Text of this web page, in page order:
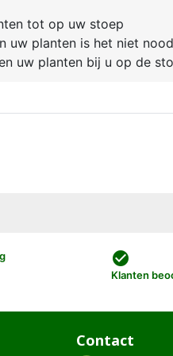
tot op uw stoep
uw planten is het niet
uw planten bij u op de
check_circle
Klanten
Contact